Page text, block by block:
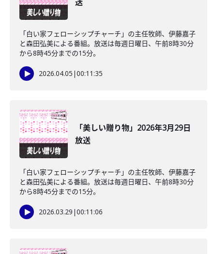
「白い家フェローシップチャーチ」の主任牧師、伊藤嘉子
と森田弘美による番組。放送は毎週日曜日、午前8時30分
から8時45分までの15分。
2026.04.05 |00:11:35
「美しい贈り物」2026年3月29日
放送
「白い家フェローシップチャーチ」の主任牧師、伊藤嘉子
と森田弘美による番組。放送は毎週日曜日、午前8時30分
から8時45分までの15分。
2026.03.29 |00:11:06